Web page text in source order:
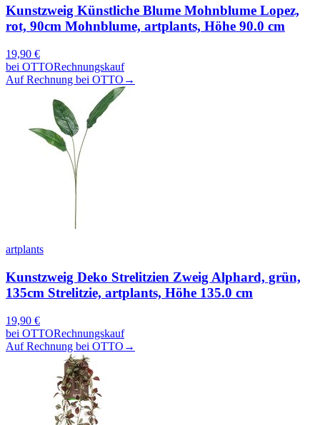
Kunstzweig Künstliche Blume Mohnblume Lopez,
rot, 90cm Mohnblume, artplants, Höhe 90.0 cm
19,90 €
bei OTTORechnungskauf
Auf Rechnung bei OTTO →
artplants
Kunstzweig Deko Strelitzien Zweig Alphard, grün,
135cm Strelitzie, artplants, Höhe 135.0 cm
19,90 €
bei OTTORechnungskauf
Auf Rechnung bei OTTO →